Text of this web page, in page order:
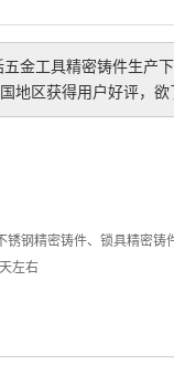
五金工具精密铸件生产
地区获得用户好评，
钢精密铸件、锁具精密
左右